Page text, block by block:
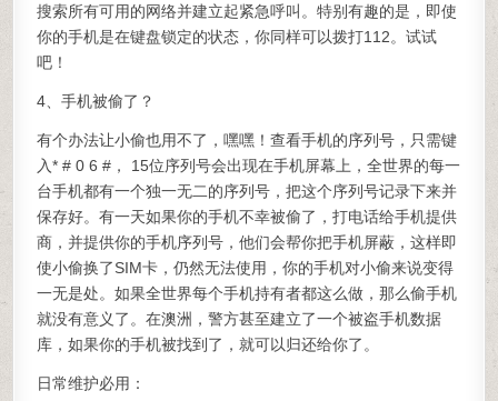
搜索所有可用的网络并建立起紧急呼叫。特别有趣的是，即使
你的手机是在键盘锁定的状态，你同样可以拨打112。试试
吧！
4、手机被偷了？
有个办法让小偷也用不了，嘿嘿！查看手机的序列号，只需键
入* # 0 6 #， 15位序列号会出现在手机屏幕上，全世界的每一
台手机都有一个独一无二的序列号，把这个序列号记录下来并
保存好。有一天如果你的手机不幸被偷了，打电话给手机提供
商，并提供你的手机序列号，他们会帮你把手机屏蔽，这样即
使小偷换了SIM卡，仍然无法使用，你的手机对小偷来说变得
一无是处。如果全世界每个手机持有者都这么做，那么偷手机
就没有意义了。在澳洲，警方甚至建立了一个被盗手机数据
库，如果你的手机被找到了，就可以归还给你了。
日常维护必用：